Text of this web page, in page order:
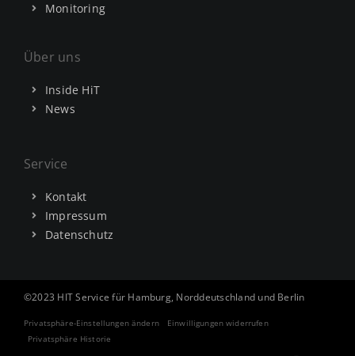
Monitoring
Über uns
Inside HiT
News
Service
Kontakt
Impressum
Datenschutz
©2023 HIT Service für Hamburg, Norddeutschland und Berlin
Privatsphäre-Einstellungen ändern
Einwilligungen widerrufen
Privatsphäre Historie